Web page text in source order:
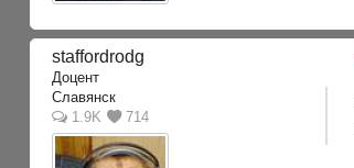
staffordrodg
Доцент
Славянск
1.9K
714